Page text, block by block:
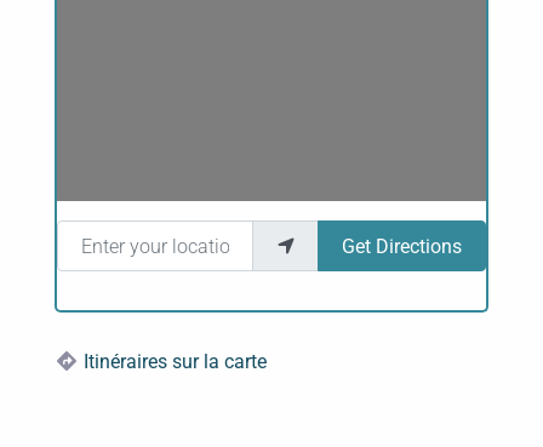
Enter your location
Get Directions
Itinéraires sur la carte